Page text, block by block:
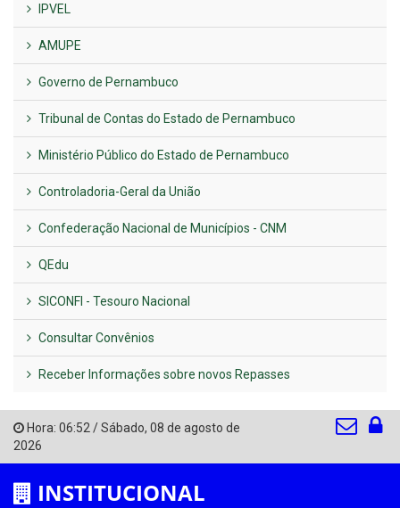
IPVEL
AMUPE
Governo de Pernambuco
Tribunal de Contas do Estado de Pernambuco
Ministério Público do Estado de Pernambuco
Controladoria-Geral da União
Confederação Nacional de Municípios - CNM
QEdu
SICONFI - Tesouro Nacional
Consultar Convênios
Receber Informações sobre novos Repasses
Hora: 06:52 /Sábado, 08 de agosto de
2026
INSTITUCIONAL